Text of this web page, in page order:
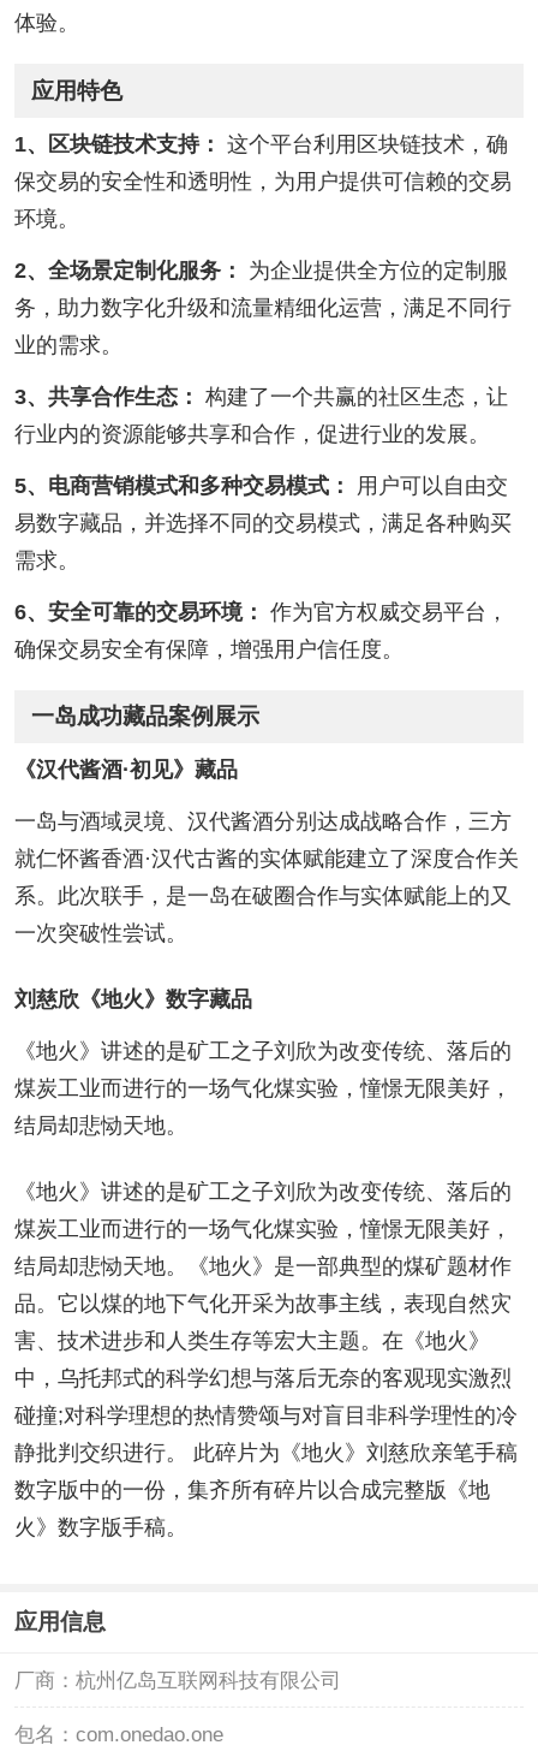
体验。
应用特色
1、区块链技术支持： 这个平台利用区块链技术，确
保交易的安全性和透明性，为用户提供可信赖的交易
环境。
2、全场景定制化服务：
为企业提供全方位的定制服
务，助力数字化升级和流量精细化运营，满足不同行
业的需求。
3、共享合作生态： 构建了一个共赢的社区生态，让
行业内的资源能够共享和合作，促进行业的发展。
5、电商营销模式和多种交易模式：
用户可以自由交
易数字藏品，并选择不同的交易模式，满足各种购买
需求。
6、安全可靠的交易环境： 作为官方权威交易平台，
确保交易安全有保障，增强用户信任度。
一岛成功藏品案例展示
《汉代酱酒·初见》藏品
一岛与酒域灵境、汉代酱酒分别达成战略合作，三方
就仁怀酱香酒·汉代古酱的实体赋能建立了深度合作关
系。此次联手，是一岛在破圈合作与实体赋能上的又
一次突破性尝试。
刘慈欣《地火》数字藏品
《地火》讲述的是矿工之子刘欣为改变传统、落后的
煤炭工业而进行的一场气化煤实验，憧憬无限美好，
结局却悲恸天地。
《地火》讲述的是矿工之子刘欣为改变传统、落后的
煤炭工业而进行的一场气化煤实验，憧憬无限美好，
结局却悲恸天地。《地火》是一部典型的煤矿题材作
品。它以煤的地下气化开采为故事主线，表现自然灾
害、技术进步和人类生存等宏大主题。在《地火》
中，乌托邦式的科学幻想与落后无奈的客观现实激烈
碰撞;对科学理想的热情赞颂与对盲目非科学理性的冷
静批判交织进行。 此碎片为《地火》刘慈欣亲笔手稿
数字版中的一份，集齐所有碎片以合成完整版《地
火》数字版手稿。
应用信息
厂商： 杭州亿岛互联网科技有限公司
包名： com.onedao.one